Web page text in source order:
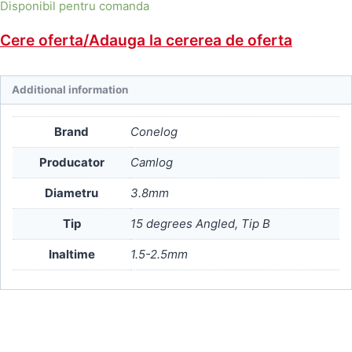
Disponibil pentru comanda
Cere oferta/Adauga la cererea de oferta
Additional information
Brand Conelog
Producator Camlog
Diametru 3.8mm
Tip 15 degrees Angled, Tip B
Inaltime 1.5-2.5mm